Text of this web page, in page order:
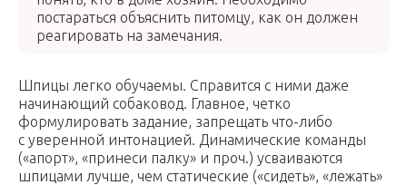
постараться объяснить питомцу, как он должен
реагировать на замечания.
Шпицы легко обучаемы. Справится с ними даже
начинающий собаковод. Главное, четко
формулировать задание, запрещать что-либо
с уверенной интонацией. Динамические команды
(«апорт», «принеси палку» и проч.) усваиваются
шпицами лучше, чем статические («сидеть», «лежать»